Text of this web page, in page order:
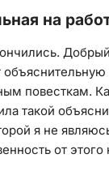
на
объяснительную
повесткам.
такой
я не
от